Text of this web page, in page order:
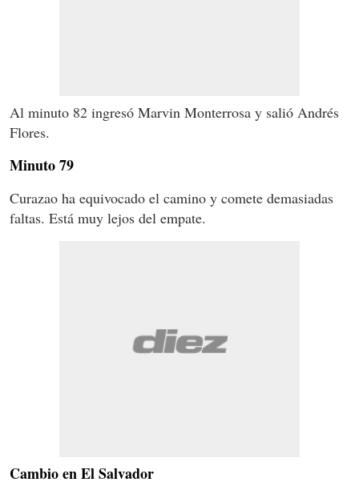
Al minuto 82 ingresó Marvin Monterrosa y salió Andrés
Flores.
Minuto 79
Curazao ha equivocado el camino y comete demasiadas
faltas. Está muy lejos del empate.
Cambio en El Salvador